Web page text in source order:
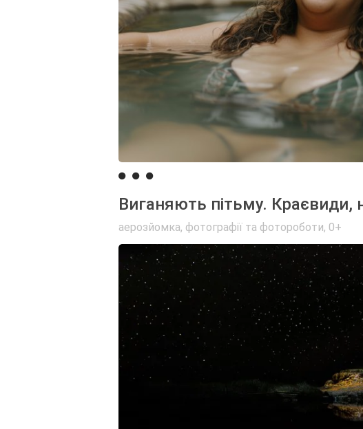
Виганяють пітьму. Краєвиди,
аерозйомка, фотографії та фотороботи, 0+